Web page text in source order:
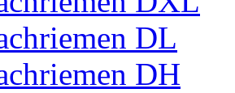
DL
DH